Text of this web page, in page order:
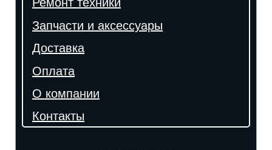
Запчасти и аксессуары
Доставка
Оплата
О компании
Контакты